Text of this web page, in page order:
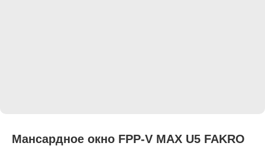
Мансардное окно FPP-V MAX U5 FAKRO